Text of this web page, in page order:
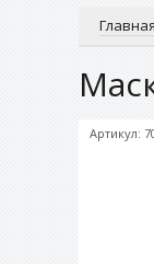
Главная
Артикул: